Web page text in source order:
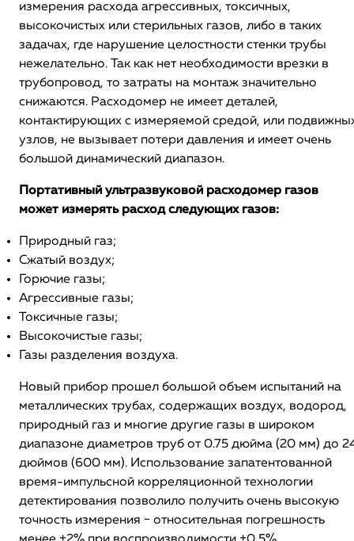
измерения расхода агрессивных, токсичных,
высокочистых или стерильных газов, либо в таких
задачах, где нарушение целостности стенки трубы
нежелательно. Так как нет необходимости врезки в
трубопровод, то затраты на монтаж значительно
снижаются. Расходомер не имеет деталей,
контактирующих с измеряемой средой, или
узлов, не вызывает потери давления и имеет очень
большой динамический диапазон.
Портативный ультразвуковой расходомер газов
может измерять расход следующих газов:
Природный газ;
Сжатый воздух;
Горючие газы;
Агрессивные газы;
Токсичные газы;
Высокочистые газы;
Газы разделения воздуха.
Новый прибор прошел большой объем испытаний на
металлических трубах, содержащих воздух, водород,
природный газ и многие другие газы в широком
диапазоне диаметров труб от 0.75 дюйма (20 мм) до
дюймов (600 мм). Использование запатентованной
время-импульсной корреляционной технологии
детектирования позволило получить очень высокую
точность измерения − относительная погрешность